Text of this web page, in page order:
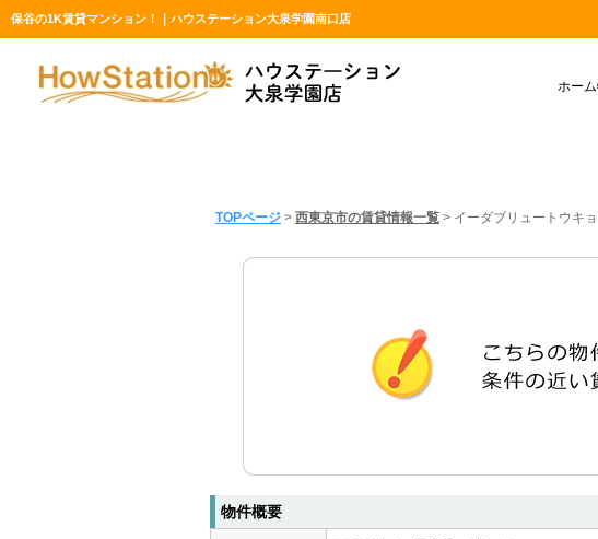
保谷の1K賃貸マンション！｜ハウステーション大泉学園南口店
ホーム
TOPページ > 西東京市の賃貸情報一覧 > イーダブリュートウキ
物件概要